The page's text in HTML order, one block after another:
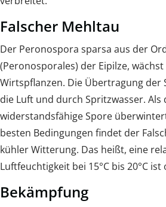
Falscher Mehltau
Der Peronospora sparsa aus der
(Peronosporales) der Eipilze,
Wirtspflanzen. Die Übertragung der
die Luft und durch Spritzwasser. Als
widerstandsfähige Spore
besten Bedingungen findet der
kühler Witterung. Das heißt, eine
Luftfeuchtigkeit bei 15°C bis 20°C ist
Bekämpfung